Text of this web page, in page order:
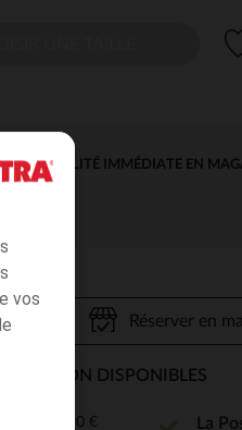
vos
DISPONIBILITÉ IMMÉDIATE EN
Réserver en
LIVRAISON DISPONIBLES
4,90 € La